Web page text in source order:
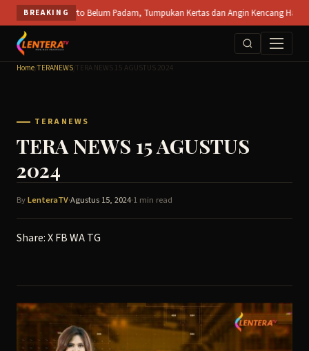
Skip
to
content
BREAKING
PT SPS Mojokerto Belum Padam, Tumpukan Kertas dan Angin Kencang
Home /TERANEWS TERA NEWS 15 AGUSTUS 2024
TERANEWS
TERA NEWS 15 AGUSTUS
2024
ByLenteraTV·Agustus 15, 2024·1 min read
Share:XFBWATG